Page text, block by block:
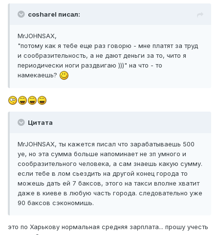
cosharel писал:
MrJOHNSAX,
"потому как я тебе еще раз говорю - мне платят за труд
и сообразительность, а не дают деньги за то, чито я
периодически ноги раздвигаю )))" на что - то
намекаешь?
Цитата
MrJOHNSAX, ты кажется писал что зарабатываешь 500
уе, но эта сумма больше напоминает не зп умного и
сообразительного человека, а сам знаешь какую сумму.
если тебе в лом сьездить на другой конец города то
можешь дать ей 7 баксов, этого на такси вполне хватит
даже в киеве в любую часть города. следовательно уже
90 баксов сэкономишь.
это по Харькову нормальная средняя зарплата... прошу учесть